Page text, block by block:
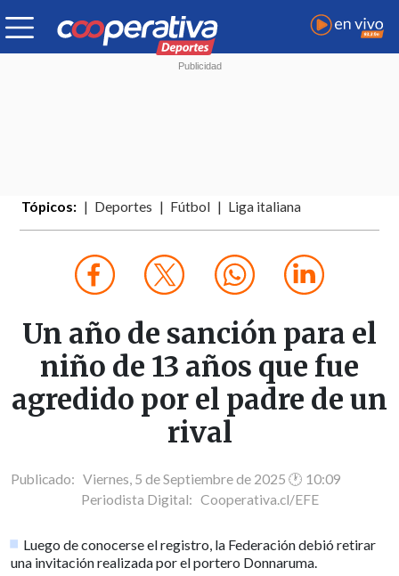
Tópicos: Deportes Fútbol Liga italiana
Un año de sanción para el
niño de 13 años que fue
agredido por el padre de un
rival
Publicado: Viernes, 5 de Septiembre de 2025 🕐 10:09
Periodista Digital: Cooperativa.cl/EFE
Luego de conocerse el registro, la Federación debió retirar
una invitación realizada por el portero Donnaruma.